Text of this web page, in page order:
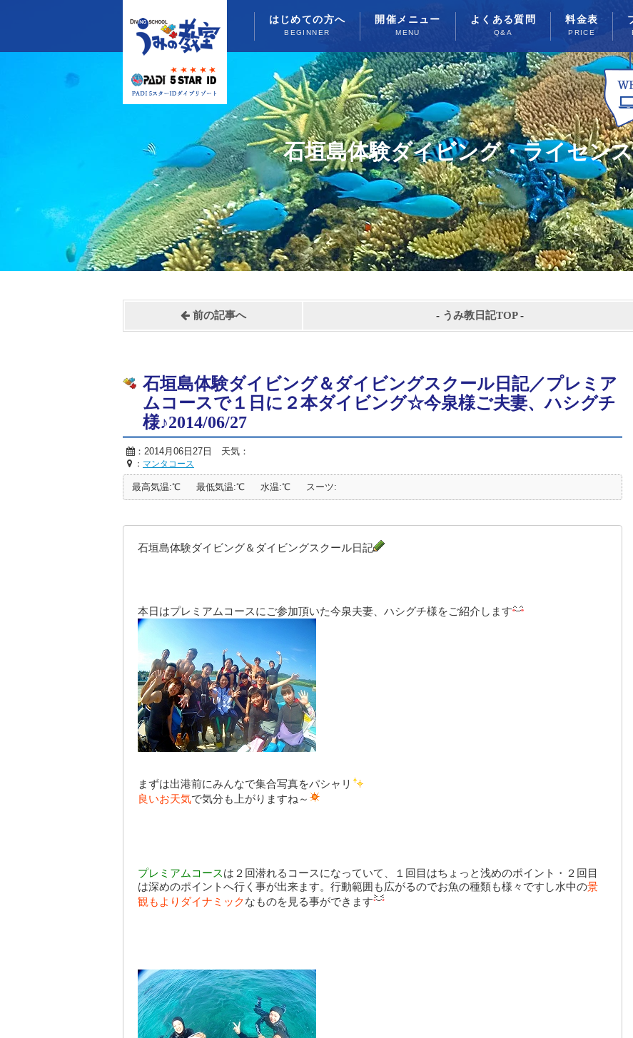
はじめての方へ
BEGINNER
開催メニュー
MENU
よくある質問
Q&A
料金表
PRICE
石垣島体験ダイビング・ライセン
前の記事へ - うみ教日記TOP-
石垣島体験ダイビング＆ダイビングスクール日記／プレミア
ムコースで１日に２本ダイビング☆今泉様ご夫妻、ハシグチ
様♪2014/06/27
：2014月06日27日 天気：
： マンタコース
最高気温:℃ 最低気温:℃ 水温:℃ スーツ:
石垣島体験ダイビング＆ダイビングスクール日記
本日はプレミアムコースにご参加頂いた今泉夫妻、ハシグチ様をご紹介します
まずは出港前にみんなで集合写真をパシャリ
良いお天気で気分も上がりますね～
プレミアムコースは２回潜れるコースになっていて、１回目はちょっと浅めのポイント・ ２回目
は深めのポイントへ行く事が出来ます。行動範囲も広がるのでお魚の種類も様々ですし水中の景
観もよりダイナミックなものを見る事ができます